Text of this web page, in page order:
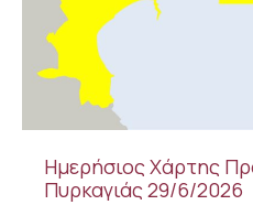
Ημερήσιος Χάρτης
Πυρκαγιάς 29/6/2026